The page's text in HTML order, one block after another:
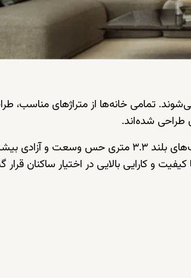
عرضه می‌شوند. تمامی خانه‌ها از متراژهای مناسب،
طراحی شده‌اند.
پنجره‌های سرتاسری نور طبیعی فراوانی را وارد فضای داخلی می‌کنند و سقف‌های بلند ۳.۳ متری حس
و کارایی بالایی در اختیار ساکنان قرار